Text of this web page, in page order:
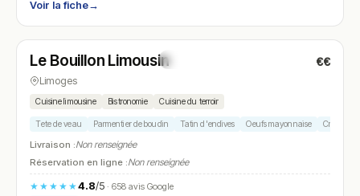
Voir la fiche→
N° 5
Le Bouillon Limousin €€
Limoges
Cuisine limousine Bistronomie Cuisine du terroir
Tete de veau Parmentier de boudin Tatin d'endives Oeufs mayonnaise Creme
Livraison :Non renseignée
Réservation en ligne :Non renseignée
★★★★★4.8/5· 658 avis Google